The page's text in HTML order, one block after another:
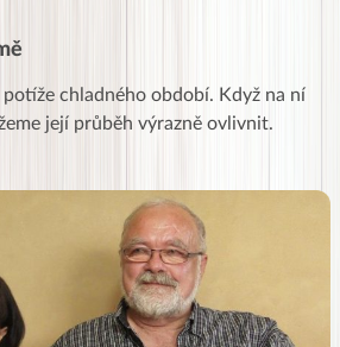
potíže chladného období. Když na ní
její průběh výrazně ovlivnit.